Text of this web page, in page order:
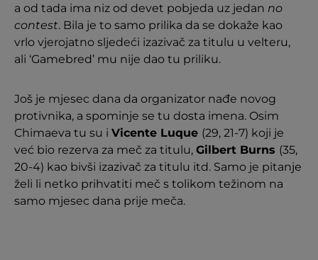
a od tada ima niz od devet pobjeda uz jedan no
contest. Bila je to samo prilika da se dokaže kao
vrlo vjerojatno sljedeći izazivač za titulu u velteru,
ali ‘Gamebred’ mu nije dao tu priliku.
Još je mjesec dana da organizator nađe novog
protivnika, a spominje se tu dosta imena. Osim
Chimaeva tu su i Vicente Luque (29, 21-7) koji je
već bio rezerva za meč za titulu, Gilbert Burns (35,
20-4) kao bivši izazivač za titulu itd. Samo je pitanje
želi li netko prihvatiti meč s tolikom težinom na
samo mjesec dana prije meča.